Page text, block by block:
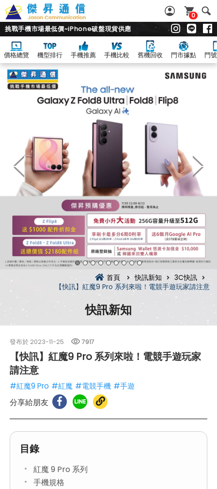
0
挑戰手機市場最低價~iPhone破盤現貨供應
價格總覽 機型排行 手機推薦 手機比較 舊機回收 門市據點 門
首頁 快訊新知
3C快訊
【快訊】紅魔9 Pro 系列來啦！電競手遊玩家請注意
快訊新知
發布於 2023-11-25 7917
【快訊】紅魔9 Pro 系列來啦！電競手遊玩家
請注意
#紅魔9 Pro #紅魔 #電競手機 #手遊
分享給朋友
目錄
紅魔 9 Pro 系列
手機規格